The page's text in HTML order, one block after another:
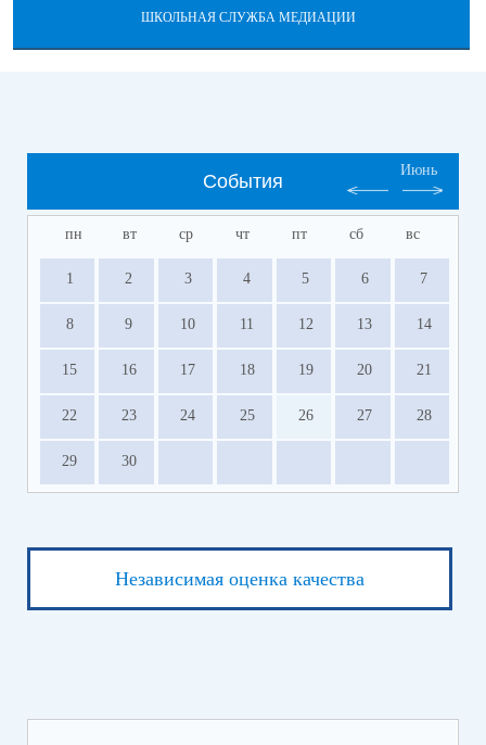
ШКОЛЬНАЯ СЛУЖБА МЕДИАЦИИ
События
Июнь
пн вт ср чт пт сб вс
1 2 3 4 5 6 7
8 9 10 11 12 13 14
15 16 17 18 19 20 21
22 23 24 25 26 27 28
29 30
Независимая оценка качества